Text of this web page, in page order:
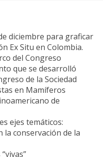
diciembre para graficar
Ex Situ en Colombia.
del Congreso
que se desarrolló
de la Sociedad
en Mamíferos
de
ejes temáticos:
la conservación de la